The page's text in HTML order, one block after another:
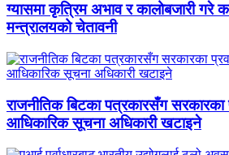
ग्यासमा कृत्रिम अभाव र कालोबजारी गरे
मन्त्रालयको चेतावनी
राजनीतिक बिटका पत्रकारसँग
आधिकारिक सूचना अधिकारी खटाइने